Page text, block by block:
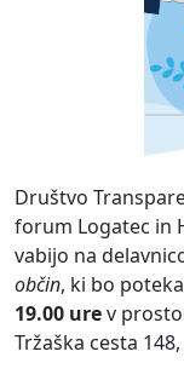
Društvo
forum Logatec in
vabijo na
občin, ki bo
19.00 urev
Tržaška cesta